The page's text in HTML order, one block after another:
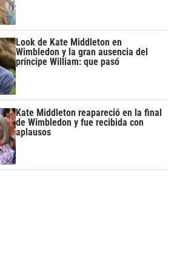
Look de Kate Middleton en
Wimbledon y la gran ausencia del
príncipe William: que pasó
Kate Middleton reapareció en la final
de Wimbledon y fue recibida con
aplausos